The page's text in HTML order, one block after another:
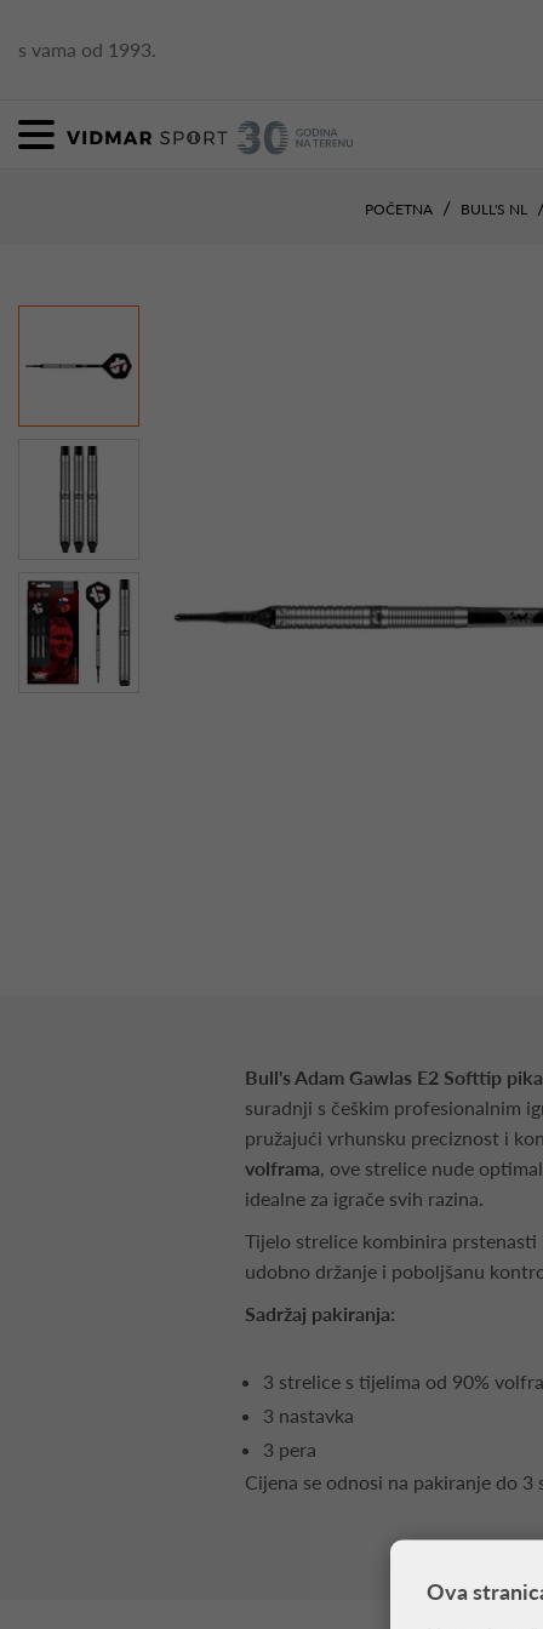
s vama od 1993.
POČETNA BULL'S NL
Bull's Adam Gawlas E2 Softtip
suradnji s češkim profesionalnim
pružajući vrhunsku preciznost i
volframa, ove strelice nude
idealne za igrače svih razina.
Tijelo strelice kombinira
udobno držanje i poboljšanu
Sadržaj pakiranja:
3 strelice s tijelima od 90%
3 nastavka
3 pera
Cijena se odnosi na pakiranje do 3
Ova